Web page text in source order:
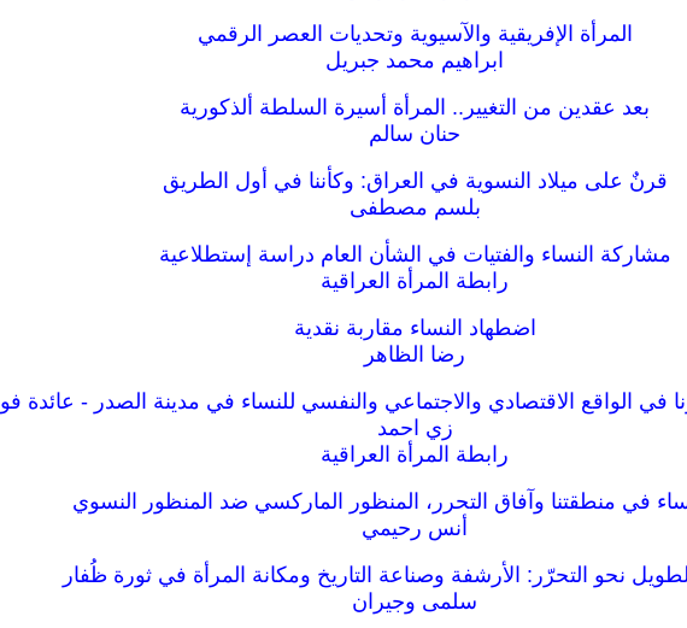
المرأة الإفريقية والآسيوية وتحديات العصر الرقمي
ابراهيم محمد جبريل
بعد عقدين من التغيير.. المرأة أسيرة السلطة ألذكورية
حنان سالم
قرنٌ على ميلاد النسوية في العراق: وكأننا في أول الطريق
بلسم مصطفى
مشاركة النساء والفتيات في الشأن العام دراسة إستطلاعية
رابطة المرأة العراقية
اضطهاد النساء مقاربة نقدية
رضا الظاهر
في الواقع الاقتصادي والاجتماعي والنفسي للنساء في مدينة الصدر - عائدة فو
زي احمد
رابطة المرأة العراقية
في منطقتنا وآفاق التحرر، المنظور الماركسي ضد المنظور النسوي
أنس رحيمي
نحو التحرّر: الأرشفة وصناعة التاريخ ومكانة المرأة في ثورة ظُفار
سلمى وجيران